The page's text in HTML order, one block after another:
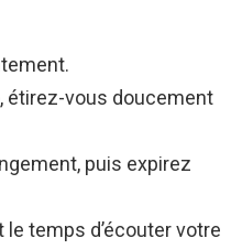
, étirez-vous doucement
puis expirez
temps d’écouter votre